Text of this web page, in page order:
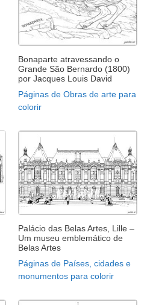
Bonaparte atravessando o
Grande São Bernardo (1800)
por Jacques Louis David
Páginas de Obras de arte para
colorir
Palácio das Belas Artes, Lille –
Um museu emblemático de
Belas Artes
Páginas de Países, cidades e
monumentos para colorir